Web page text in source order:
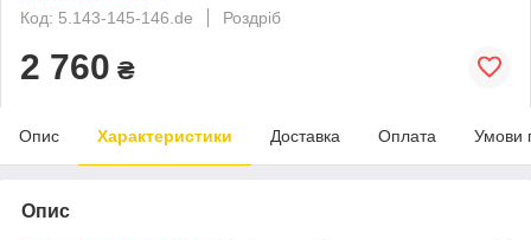
Код: 5.143-145-146.de
Роздріб
2 760 ₴
Опис Характеристики Доставка Оплата Умови
Опис